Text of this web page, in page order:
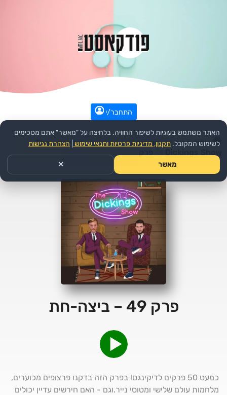
התחבר/י
עמוד הבית >> קומדיה >>הפודקאסט:
דיקינגס - The
פרק 49 – ביצה-חת
כמעט 50 פרקים לדיקינגס! בפרק הזה בדקנו פרצופים מכוערים,
מלחמות עולם שלישי ומטוסי נייר.וגם - האם חירשים עדיין יכולים
האתר משתמש בעוגיות לשיפור החוויה. בלחיצה על "מאשר" אתם מסכימים
לשימוש המקובל. תקנון, מדיניות פרטיות ותנאי שימוש הצהרת נגישות
מאשר ✕